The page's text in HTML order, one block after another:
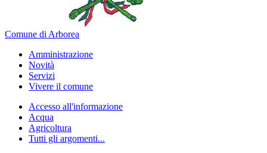
Comune di Arborea
Amministrazione
Novità
Servizi
Vivere il comune
Accesso all'informazione
Acqua
Agricoltura
Tutti gli argomenti...